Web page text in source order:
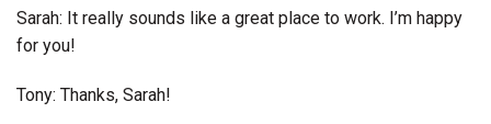
Sarah: It really sounds like a great place to work. I’m happy
for you!
Tony: Thanks, Sarah!